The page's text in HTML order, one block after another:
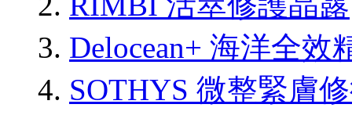
Delocean+ 海洋全效
SOTHYS 微整緊膚